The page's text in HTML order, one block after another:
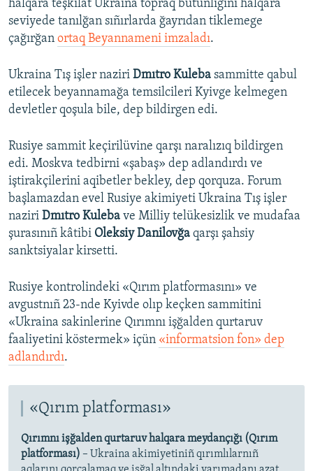
halqara teşkilât Ukraina topraq bütünligini halqara
seviyede tanılğan sıñırlarda ğayrıdan tiklemege
çağırğan ortaq Beyannameni imzaladı.
Ukraina Tış işler naziri Dmıtro Kuleba sammitte qabul
etilecek beyannamağa temsilcileri Kyivge kelmegen
devletler qoşula bile, dep bildirgen edi.
Rusiye sammit keçirilüvine qarşı naralızıq bildirgen
edi. Moskva tedbirni «şabaş» dep adlandırdı ve
iştirakçilerini aqibetler bekley, dep qorquza. Forum
başlamazdan evel Rusiye akimiyeti Ukraina Tış işler
naziri Dmıtro Kuleba ve Milliy telükesizlik ve mudafaa
şurasınıñ kâtibi Oleksiy Danilovğa qarşı şahsiy
sanktsiyalar kirsetti.
Rusiye kontrolindeki «Qırım platformasını» ve
avgustnıñ 23-nde Kyivde olıp keçken sammitini
«Ukraina sakinlerine Qırımnı işğalden qurtaruv
faaliyetini köstermek» içün «informatsion fon» dep
adlandırdı.
«Qırım platforması»
Qırımnı işğalden qurtaruv halqara meydançığı (Qırım
platforması) – Ukraina akimiyetiniñ qırımlılarnıñ